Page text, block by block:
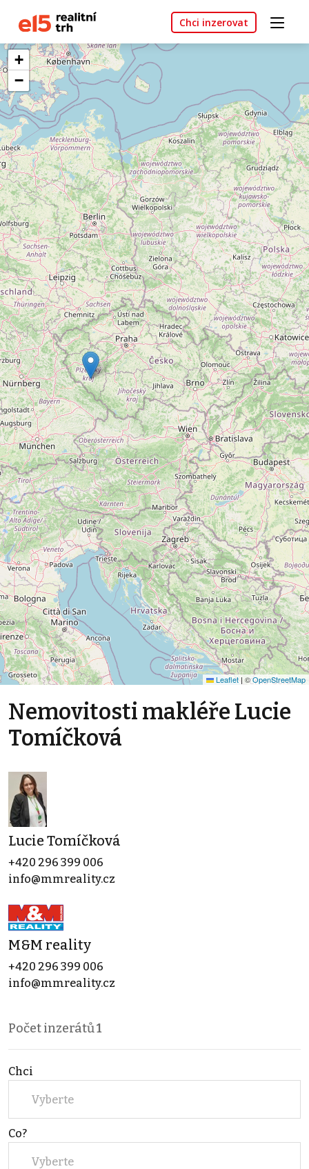
Chci inzerovat
+
−
Leaflet | ©OpenStreetMap
Nemovitosti makléře Lucie
Tomíčková
Lucie Tomíčková
+420 296 399 006
info@mmreality.cz
M&M reality
+420 296 399 006
info@mmreality.cz
Počet inzerátů1
Chci
Vyberte
Co?
Vyberte